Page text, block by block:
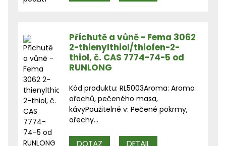
Příchutě a vůně - Fema 3062
2-thienylthiol/thiofen-2-
thiol, č. CAS 7774-74-5 od
RUNLONG
Kód produktu: RL5003Aroma: Aroma
ořechů, pečeného masa,
kávyPoužitelné v: Pečené pokrmy,
ořechy...
DOTAZ DETAIL